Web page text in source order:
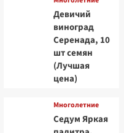
Девичий
виноград
Серенада, 10
шт семян
(Лучшая
цена)
Многолетние
Седум Яркая